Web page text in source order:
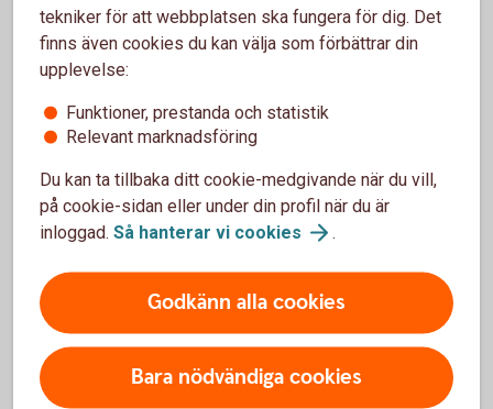
Climate Impact - Placera din tjänstepension med
fokus på en hållbar
Se dina försäkringar
Du kan se dina försäkringar och byta fonder i både
internetbanken, appen eller via portalen Mina
Försäkringar.
I internetbanken och appen
tekniker för att webbplatsen ska fungera för dig. Det
finns även cookies du kan välja som förbättrar din
upplevelse:
Funktioner, prestanda och statistik
Relevant marknadsföring
Du kan ta tillbaka ditt cookie-medgivande när du vill,
på cookie-sidan eller under din profil när du är
inloggad. Så hanterar vi cookies .
Godkänn alla cookies
Bara nödvändiga cookies